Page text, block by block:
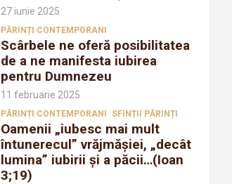
27 iunie 2025
PĂRINȚI CONTEMPORANI
Scârbele ne oferă posibilitatea
de a ne manifesta iubirea
pentru Dumnezeu
11 februarie 2025
PĂRINȚI CONTEMPORANI SFINȚII PĂRINȚI
Oamenii „iubesc mai mult
întunerecul” vrăjmăşiei, „decât
lumina” iubirii şi a păcii…(Ioan
3;19)